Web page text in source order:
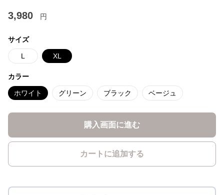
3,980 円
サイズ
L XL
カラー
ホワイト グリーン ブラック ベージュ
購入画面に進む
カートに追加する